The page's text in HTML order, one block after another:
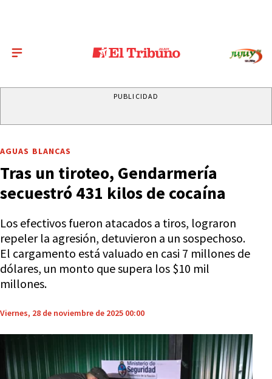
PUBLICIDAD
AGUAS BLANCAS
Tras un tiroteo, Gendarmería
secuestró 431 kilos de cocaína
Los efectivos fueron atacados a tiros, lograron
repeler la agresión, detuvieron a un sospechoso.
El cargamento está valuado en casi 7 millones de
dólares, un monto que supera los $10 mil
millones.
Viernes, 28 de noviembre de 2025 00:00